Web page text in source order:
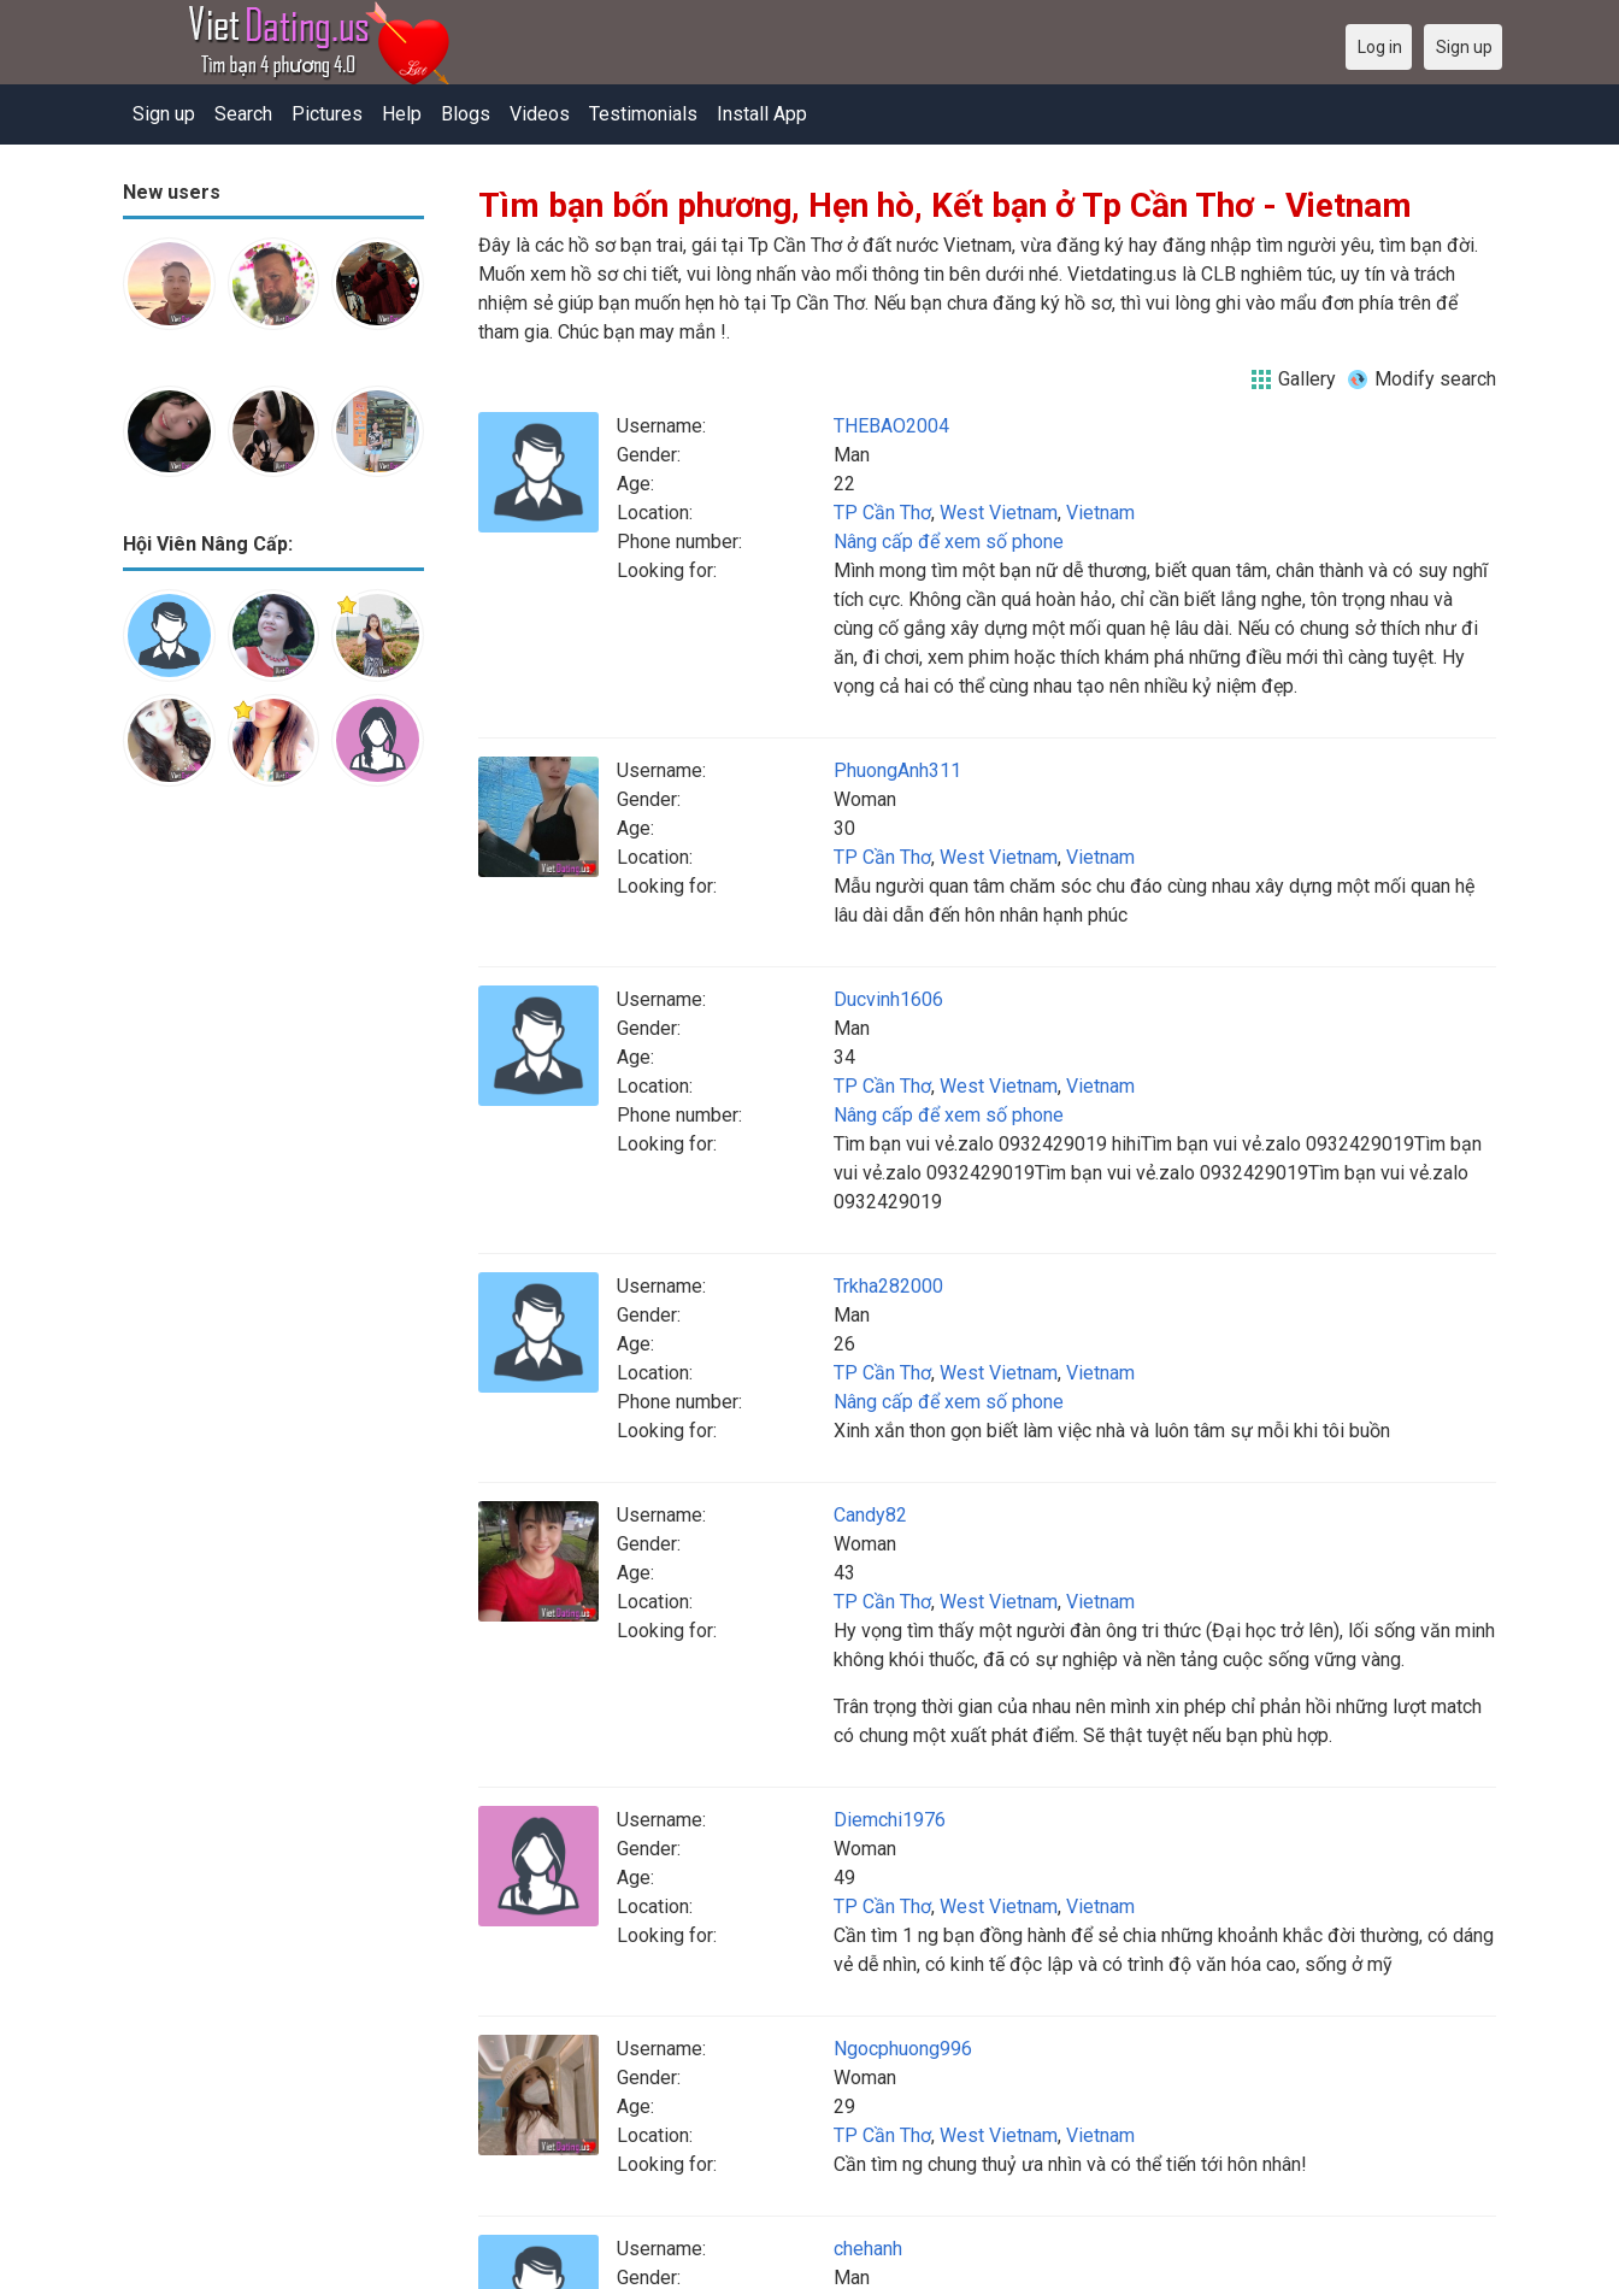
Sign up Search Pictures Help Blogs Videos Testimonials Install App
Log in Sign up
New users
Hội Viên Nâng Cấp:
Tìm bạn bốn phương, Hẹn hò, Kết bạn ở Tp Cần Thơ - Vietnam
Đây là các hồ sơ bạn trai, gái tại Tp Cần Thơ ở đất nước Vietnam, vừa đăng ký hay đăng nhập tìm người yêu, tìm bạn đời.
Muốn xem hồ sơ chi tiết, vui lòng nhấn vào mổi thông tin bên dưới nhé. Vietdating.us là CLB nghiêm túc, uy tín và trách
nhiệm sẻ giúp bạn muốn hẹn hò tại Tp Cần Thơ. Nếu bạn chưa đăng ký hồ sơ, thì vui lòng ghi vào mẩu đơn phía trên để
tham gia. Chúc bạn may mắn !.
Gallery Modify search
Username:
THEBAO2004
Gender:
Man
Age:
22
Location:
TP Cần Thơ, West Vietnam, Vietnam
Phone number:
Nâng cấp để xem số phone
Looking for:
Mình mong tìm một bạn nữ dễ thương, biết quan tâm, chân thành và có suy nghĩ
tích cực. Không cần quá hoàn hảo, chỉ cần biết lắng nghe, tôn trọng nhau và
cùng cố gắng xây dựng một mối quan hệ lâu dài. Nếu có chung sở thích như đi
ăn, đi chơi, xem phim hoặc thích khám phá những điều mới thì càng tuyệt. Hy
vọng cả hai có thể cùng nhau tạo nên nhiều kỷ niệm đẹp.
Username:
PhuongAnh311
Gender:
Woman
Age:
30
Location:
TP Cần Thơ, West Vietnam, Vietnam
Looking for:
Mẫu người quan tâm chăm sóc chu đáo cùng nhau xây dựng một mối quan hệ
lâu dài dẫn đến hôn nhân hạnh phúc
Username:
Ducvinh1606
Gender:
Man
Age:
34
Location:
TP Cần Thơ, West Vietnam, Vietnam
Phone number:
Nâng cấp để xem số phone
Looking for:
Tìm bạn vui vẻ.zalo 0932429019 hihiTìm bạn vui vẻ.zalo 0932429019Tìm bạn
vui vẻ.zalo 0932429019Tìm bạn vui vẻ.zalo 0932429019Tìm bạn vui vẻ.zalo
0932429019
Username:
Trkha282000
Gender:
Man
Age:
26
Location:
TP Cần Thơ, West Vietnam, Vietnam
Phone number:
Nâng cấp để xem số phone
Looking for:
Xinh xắn thon gọn biết làm việc nhà và luôn tâm sự mỗi khi tôi buồn
Username:
Candy82
Gender:
Woman
Age:
43
Location:
TP Cần Thơ, West Vietnam, Vietnam
Looking for:
Hy vọng tìm thấy một người đàn ông tri thức (Đại học trở lên), lối sống văn minh
không khói thuốc, đã có sự nghiệp và nền tảng cuộc sống vững vàng.
Trân trọng thời gian của nhau nên mình xin phép chỉ phản hồi những lượt match
có chung một xuất phát điểm. Sẽ thật tuyệt nếu bạn phù hợp.
Username:
Diemchi1976
Gender:
Woman
Age:
49
Location:
TP Cần Thơ, West Vietnam, Vietnam
Looking for:
Cần tìm 1 ng bạn đồng hành để sẻ chia những khoảnh khắc đời thường, có dáng
vẻ dễ nhìn, có kinh tế độc lập và có trình độ văn hóa cao, sống ở mỹ
Username:
Ngocphuong996
Gender:
Woman
Age:
29
Location:
TP Cần Thơ, West Vietnam, Vietnam
Looking for:
Cần tìm ng chung thuỷ ưa nhìn và có thể tiến tới hôn nhân!
Username:
chehanh
Gender:
Man